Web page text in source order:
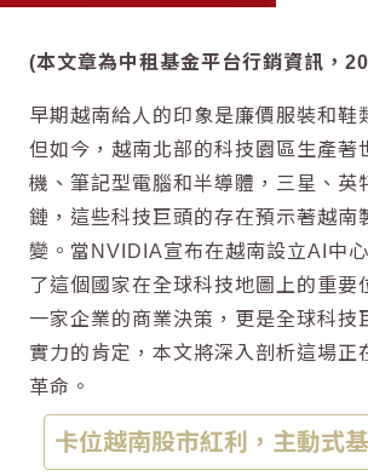
(本文章為中租基金平台行銷資訊，
早期越南給人的印象是廉價服裝和鞋
但如今，越南北部的科技園區生產著
機、筆記型電腦和半導體，三星、英
鏈，這些科技巨頭的存在預示著越南
變。當NVIDIA宣布在越南設立AI中
了這個國家在全球科技地圖上的重要
一家企業的商業決策，更是全球科技
實力的肯定，本文將深入剖析這場正
革命。
卡位越南股市紅利，主動式